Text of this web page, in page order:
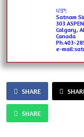
ਪਤਾ:
Satnam
303
Calgary,
Canada
Ph.403-
e-
SHARE
SHARE